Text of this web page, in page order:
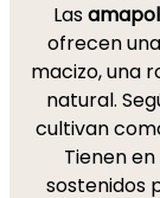
Las
ofrecen una
macizo, una
natural.
cultivan
Tienen
sostenidos